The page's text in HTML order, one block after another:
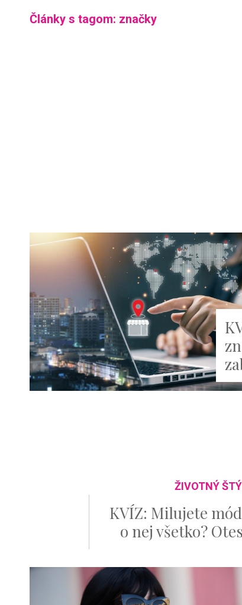
Články s tagom: značky
ŽIVOTNÝ
KVÍZ: Milujete
o nej všetko?